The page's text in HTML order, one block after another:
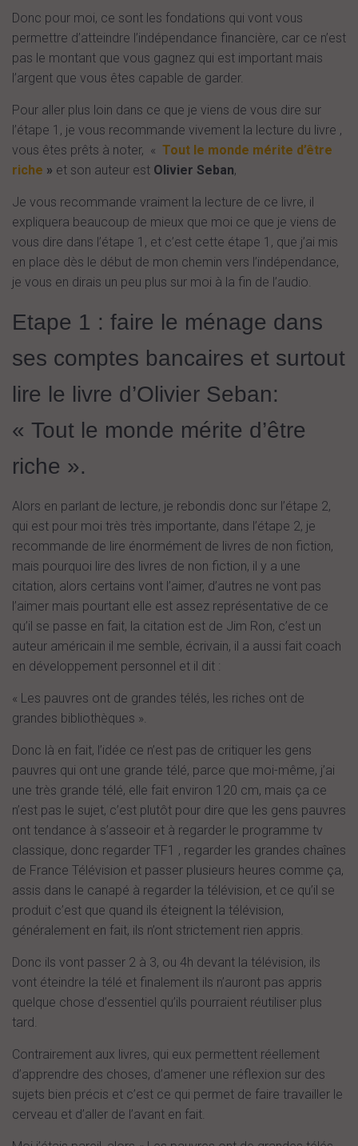
Donc pour moi, ce sont les fondations qui vont vous
permettre d’atteindre l’indépendance financière, car ce n’est
pas le montant que vous gagnez qui est important mais
l’argent que vous êtes capable de garder.
Pour aller plus loin dans ce que je viens de vous dire sur
l’étape 1, je vous recommande vivement la lecture du livre ,
vous êtes prêts à noter, « Tout le monde mérite d’être
riche » et son auteur est Olivier Seban,
Je vous recommande vraiment la lecture de ce livre, il
expliquera beaucoup de mieux que moi ce que je viens de
vous dire dans l’étape 1, et c’est cette étape 1, que j’ai mis
en place dès le début de mon chemin vers l’indépendance,
je vous en dirais un peu plus sur moi à la fin de l’audio.
Etape 1 : faire le ménage dans
ses comptes bancaires et surtout
lire le livre d’Olivier Seban:
« Tout le monde mérite d’être
riche ».
Alors en parlant de lecture, je rebondis donc sur l’étape 2,
qui est pour moi très très importante, dans l’étape 2, je
recommande de lire énormément de livres de non fiction,
mais pourquoi lire des livres de non fiction, il y a une
citation, alors certains vont l’aimer, d’autres ne vont pas
l’aimer mais pourtant elle est assez représentative de ce
qu’il se passe en fait, la citation est de Jim Ron, c’est un
auteur américain il me semble, écrivain, il a aussi fait coach
en développement personnel et il dit :
« Les pauvres ont de grandes télés, les riches ont de
grandes bibliothèques ».
Donc là en fait, l’idée ce n’est pas de critiquer les gens
pauvres qui ont une grande télé, parce que moi-même, j’ai
une très grande télé, elle fait environ 120 cm, mais ça ce
n’est pas le sujet, c’est plutôt pour dire que les gens pauvres
ont tendance à s’asseoir et à regarder le programme tv
classique, donc regarder TF1 , regarder les grandes chaînes
de France Télévision et passer plusieurs heures comme ça,
assis dans le canapé à regarder la télévision, et ce qu’il se
produit c’est que quand ils éteignent la télévision,
généralement en fait, ils n’ont strictement rien appris.
Donc ils vont passer 2 à 3, ou 4h devant la télévision, ils
vont éteindre la télé et finalement ils n’auront pas appris
quelque chose d’essentiel qu’ils pourraient réutiliser plus
tard.
Contrairement aux livres, qui eux permettent réellement
d’apprendre des choses, d’amener une réflexion sur des
sujets bien précis et c’est ce qui permet de faire travailler le
cerveau et d’aller de l’avant en fait.